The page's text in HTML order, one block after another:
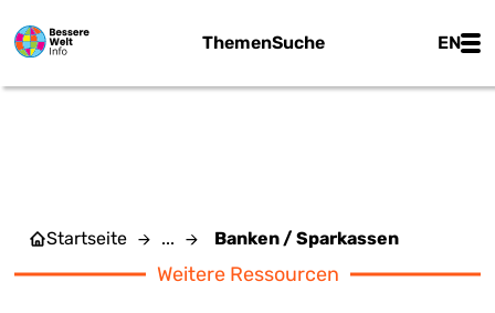
ThemenSuche EN
Startseite ... Banken / Sparkassen
Weitere Ressourcen